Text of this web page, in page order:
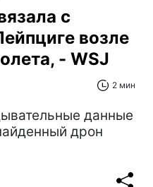
с
возле
- WSJ
2 мин
данные
дрон